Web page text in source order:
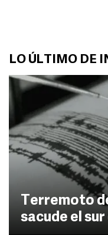
LO ÚLTIMO DE
Terremoto
sacude el